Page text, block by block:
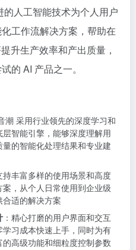
的人工智能技术为个人用户
工作流解决方案，帮助在
升生产效率和产出质量，
的 AI 产品之一。
潮 采用行业领先的深度学习和
智能引擎，能够深度理解用
的智能化处理结果和专业建
持丰富多样的使用场景和高度
，从个人日常使用到企业级
适的解决方案
：精心打磨的用户界面和交互
习成本快速上手，同时为有
高级功能和细粒度控制参数